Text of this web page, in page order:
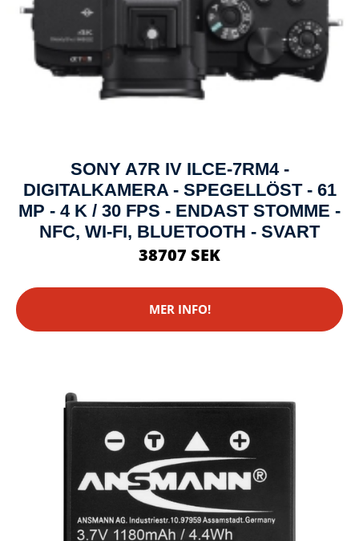
SONY A7R IV ILCE-7RM4 -
DIGITALKAMERA - SPEGELLÖST - 61
MP - 4 K / 30 FPS - ENDAST STOMME -
NFC, WI-FI, BLUETOOTH - SVART
38707 SEK
MER INFO!